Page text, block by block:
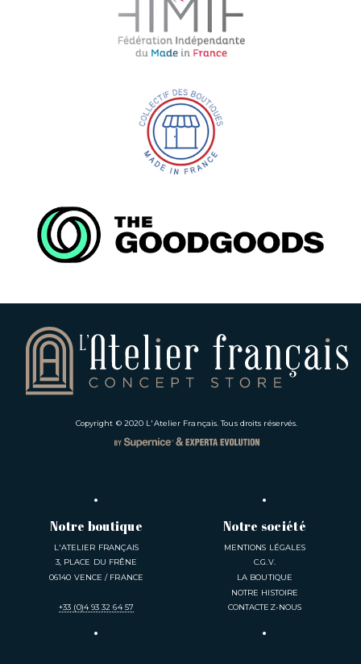
Copyright © 2020 L'Atelier Français. Tous droits réservés.
Notre boutique
L'ATELIER FRANÇAIS
3, PLACE DU FRÊNE
06140 VENCE / FRANCE
+33 (0)4 93 32 64 57
Notre société
MENTIONS LÉGALES
C.G.V.
LA BOUTIQUE
NOTRE HISTOIRE
CONTACTEZ-NOUS